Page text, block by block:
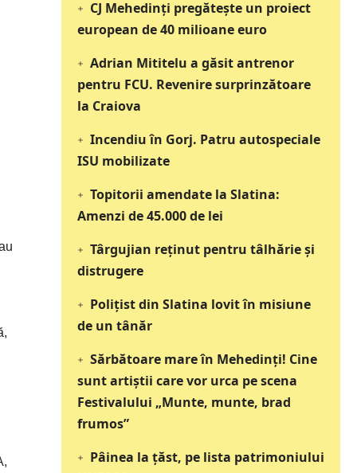
CJ Mehedinți pregătește un proiect
european de 40 milioane euro
Adrian Mititelu a găsit antrenor
pentru FCU. Revenire surprinzătoare
la Craiova
Incendiu în Gorj. Patru autospeciale
ISU mobilizate
Topitorii amendate la Slatina:
Amenzi de 45.000 de lei
Târgujian reținut pentru tâlhărie și
distrugere
Polițist din Slatina lovit în misiune
de un tânăr
Sărbătoare mare în Mehedinți! Cine
sunt artiștii care vor urca pe scena
Festivalului „Munte, munte, brad
frumos”
Pâinea la țăst, pe lista patrimoniului